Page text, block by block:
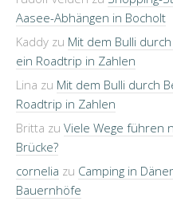
Aasee-Abhängen in Bocholt
Kaddy zu Mit dem Bulli
ein Roadtrip in Zahlen
Lina zu Mit dem Bulli durch
Roadtrip in Zahlen
Britta zu Viele Wege führen
Brücke?
cornelia zu Camping in
Bauernhöfe